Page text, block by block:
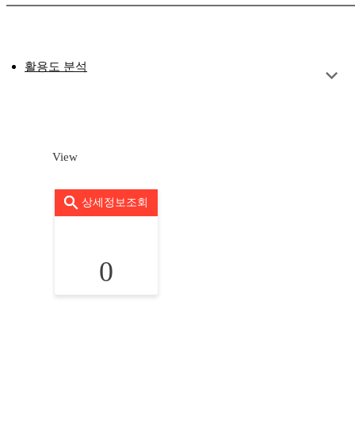
활용도 분석
View
상세정보조회
0